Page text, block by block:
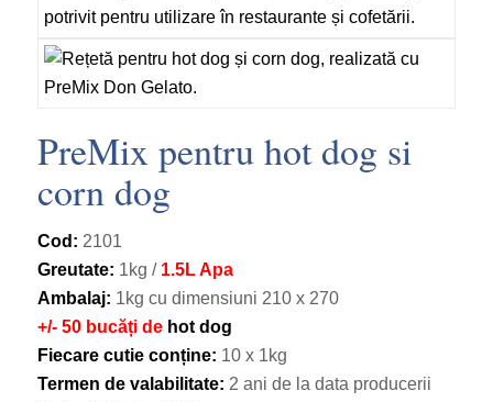
PreMix pentru hot dog si
corn dog
Cod: 2101
Greutate: 1kg / 1.5L Apa
Ambalaj: 1kg cu dimensiuni 210 х 270
+/- 50 bucăți de hot dog
Fiecare cutie conține: 10 х 1kg
Termen de valabilitate: 2 ani de la data producerii